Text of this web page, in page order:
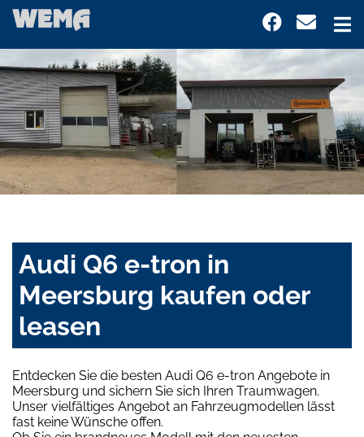
Audi Q6 e-tron in
Meersburg kaufen oder
leasen
Entdecken Sie die besten Audi Q6 e-tron Angebote in
Meersburg und sichern Sie sich Ihren Traumwagen.
Unser vielfältiges Angebot an Fahrzeugmodellen lässt
fast keine Wünsche offen.